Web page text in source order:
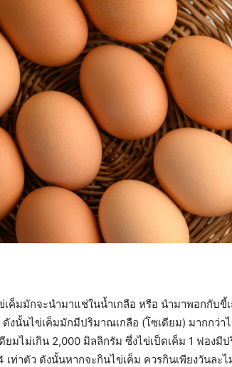
ะนำมาแช่ในน้ำเกลือ หรือ นำมาพอกกับขี้เ
ดังนั้นไข่เค็มมักมีปริมาณเกลือ (โซเดียม) มากกว่า
มไม่เกิน 2,000 มิลลิกรัม ซึ่งไข่เป็ดเค็ม 1 ฟองมี
ท่าตัว ดังนั้นหากจะกินไข่เค็ม ควรกินเพียงวันละไ